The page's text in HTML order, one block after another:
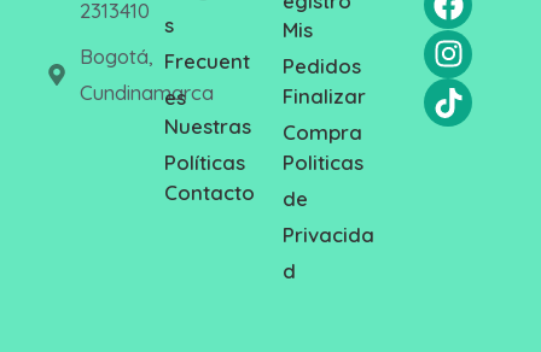
2313410
Bogotá,
Cundinamarca
s
Frecuent
es
Nuestras
Políticas
Contacto
Mis
Pedidos
Finalizar
Compra
Politicas
de
Privacida
d